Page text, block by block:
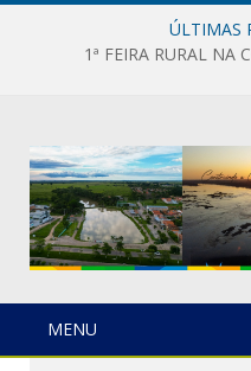
ÚLTIMAS
1ª FEIRA RURAL NA
MENU